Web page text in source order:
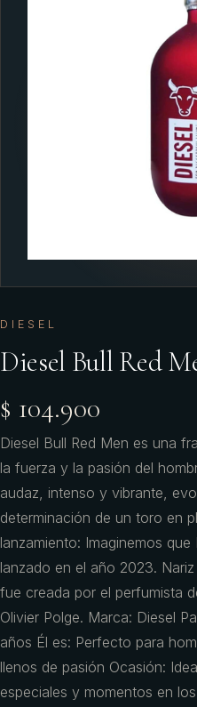
DIESEL
Diesel Bull Red
$ 104.900
Diesel Bull Red Men es una
la fuerza y la pasión del
audaz, intenso y vibrante,
determinación de un toro en
lanzamiento: Imaginemos
lanzado en el año 2023.
fue creada por el perfumista
Olivier Polge. Marca: Diesel
años Él es: Perfecto para
llenos de pasión Ocasión:
especiales y momentos en